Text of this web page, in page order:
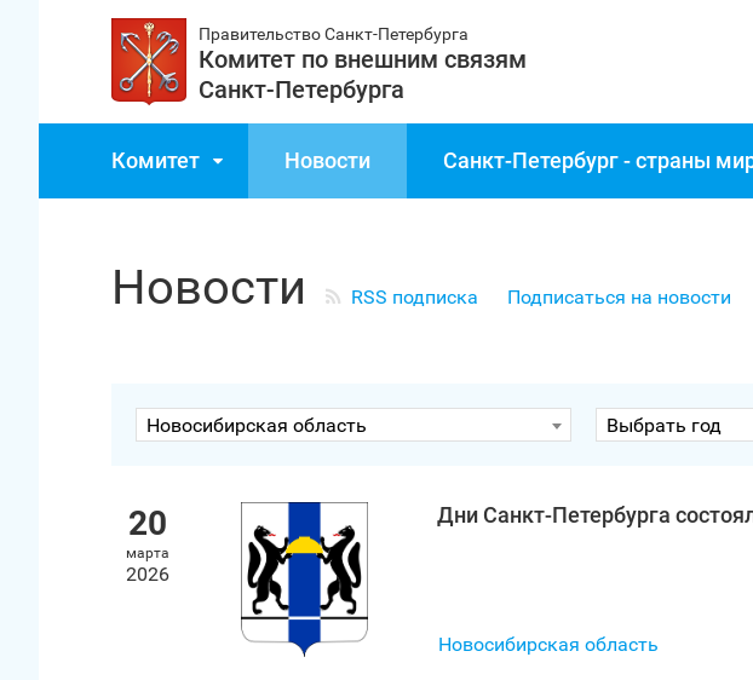
Правительство Санкт‑Петербурга
Комитет по внешним связям
Санкт‑Петербурга
Комитет Новости Санкт‑Петербург - страны
Новости RSS подписка Подписаться на новости
Новосибирская область Выбрать год
20
марта
2026
Дни Санкт‑Петербурга
Новосибирская область